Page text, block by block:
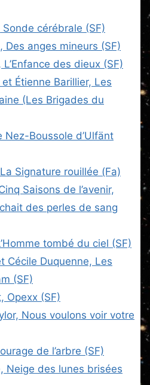
cérébrale (SF)
Des anges mineurs (SF)
des dieux (SF)
Étienne Barillier, Les
(Les Brigades du
Nez-Boussole d’Ulfänt
Signature rouillée (Fa)
Saisons de l’avenir,
des perles de sang
tombé du ciel (SF)
Cécile Duquenne, Les
(SF)
Opexx (SF)
Nous voulons voir votre
de l’arbre (SF)
Neige des lunes brisées